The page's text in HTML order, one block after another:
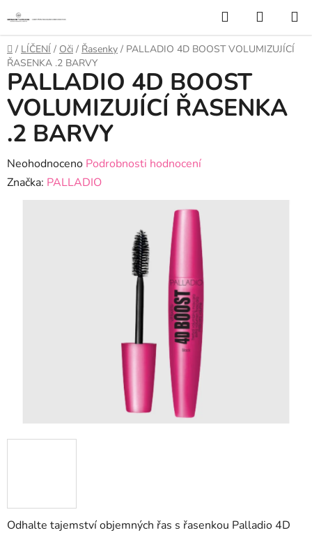
na
obsah
Hledat
KOŠÍK
Domů
/ LÍČENÍ / Oči / Řasenky / PALLADIO 4D BOOST VOLUMIZUJÍCÍ
ŘASENKA .2 BARVY
Odhalte tajemství objemných řas s řasenkou Palladio 4D
PALLADIO 4D BOOST
VOLUMIZUJÍCÍ ŘASENKA
.2 BARVY
Průměrné
hodnocení
produktu
Neohodnoceno Podrobnosti hodnocení
Značka: PALLADIO